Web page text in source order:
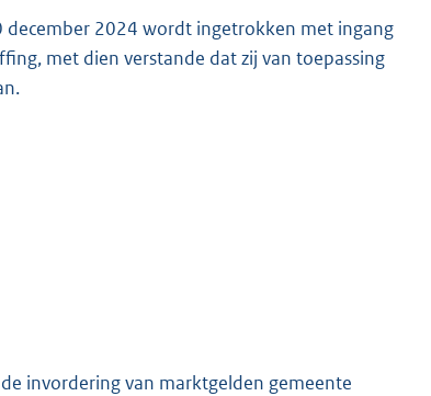
december 2024 wordt ingetrokken met ingang
met dien verstande dat zij van toepassing
invordering van marktgelden gemeente